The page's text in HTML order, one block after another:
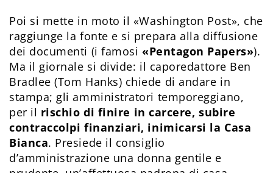
Poi si mette in moto il «Washington Post», che
raggiunge la fonte e si prepara alla diffusione
dei documenti (i famosi «Pentagon Papers»).
Ma il giornale si divide: il caporedattore Ben
Bradlee (Tom Hanks) chiede di andare in
stampa; gli amministratori temporeggiano,
per il rischio di finire in carcere, subire
contraccolpi finanziari, inimicarsi la Casa
Bianca. Presiede il consiglio
d’amministrazione una donna gentile e